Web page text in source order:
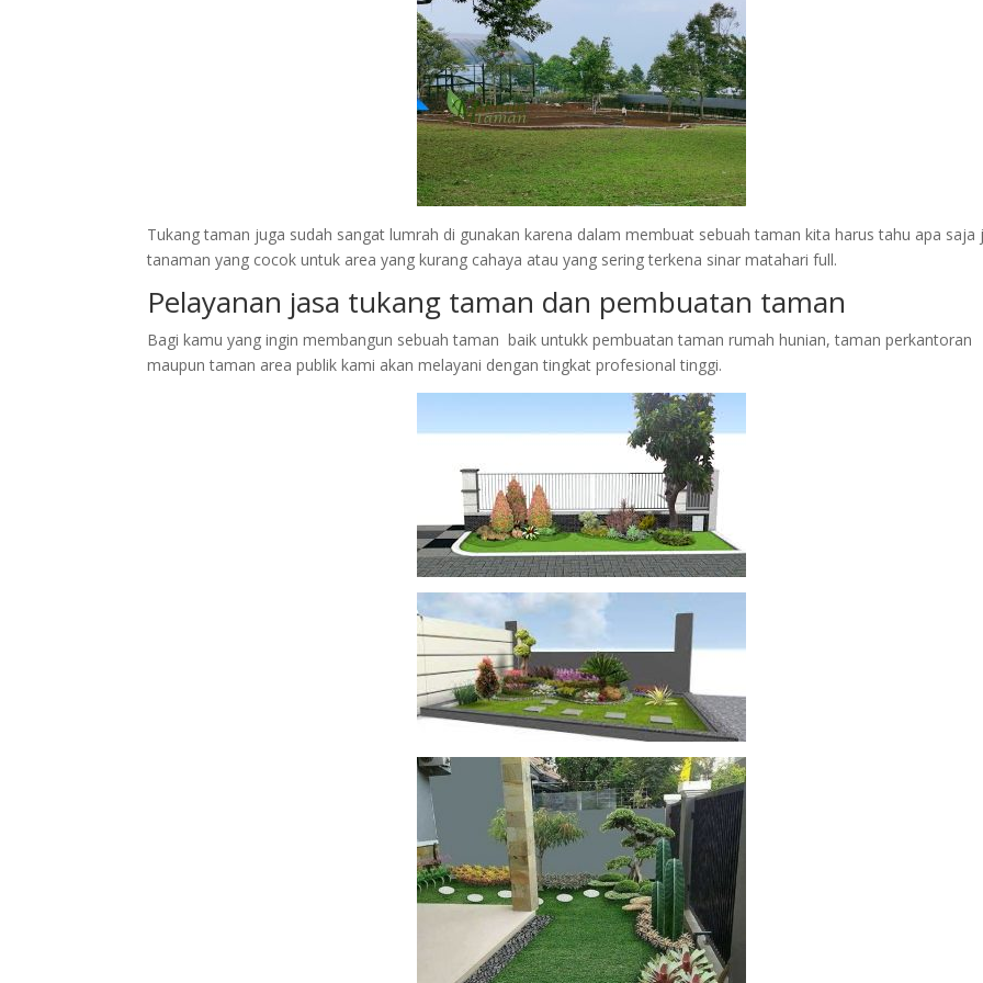
Tukang taman juga sudah sangat lumrah di gunakan karena dalam membuat sebuah taman kita harus tahu apa saja
tanaman yang cocok untuk area yang kurang cahaya atau yang sering terkena sinar matahari full.
Pelayanan jasa tukang taman dan pembuatan taman
Bagi kamu yang ingin membangun sebuah taman baik untukk pembuatan taman rumah hunian, taman perkantoran
maupun taman area publik kami akan melayani dengan tingkat profesional tinggi.